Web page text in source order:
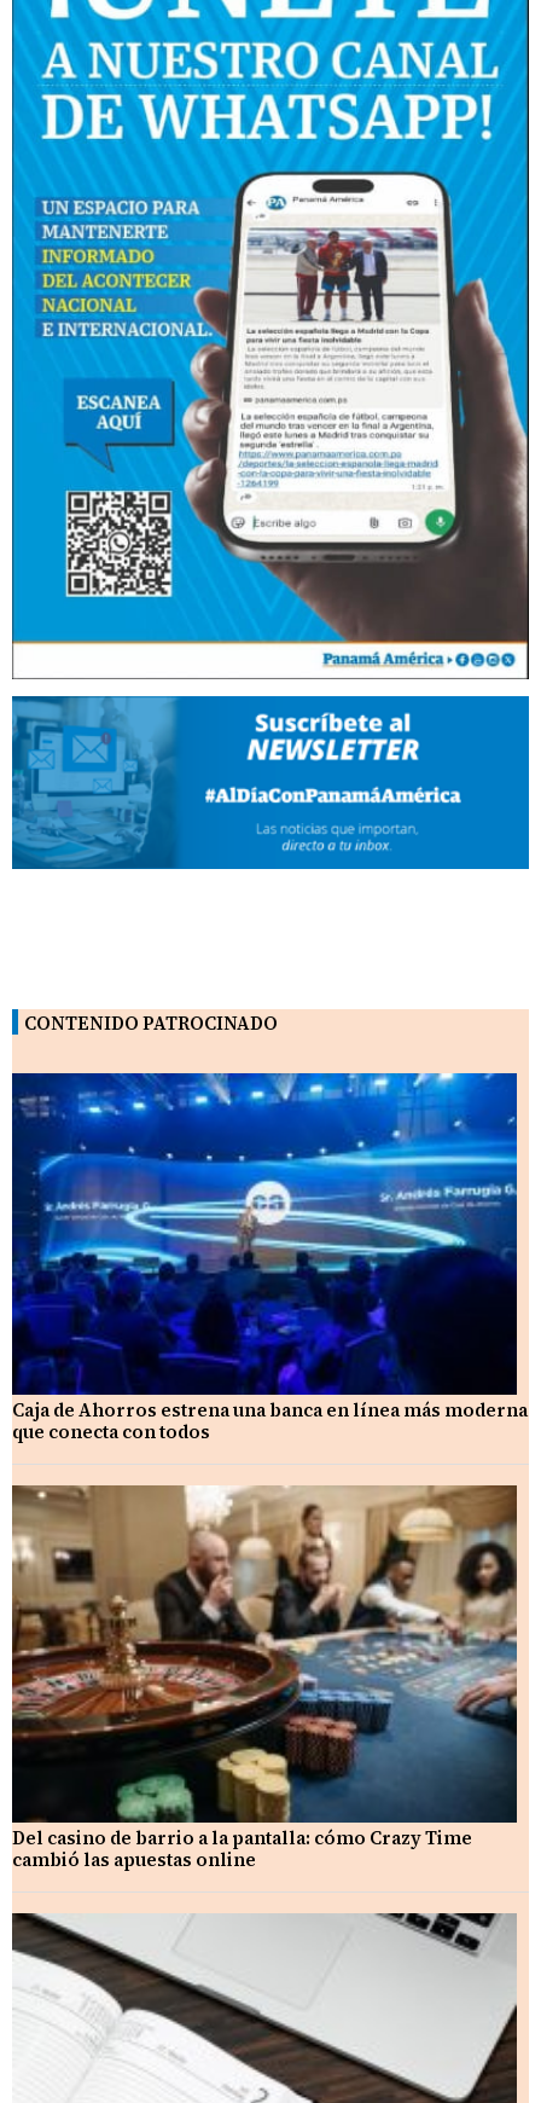
CONTENIDO PATROCINADO
Caja de Ahorros estrena una banca en línea más moderna
que conecta con todos
Del casino de barrio a la pantalla: cómo Crazy Time
cambió las apuestas online